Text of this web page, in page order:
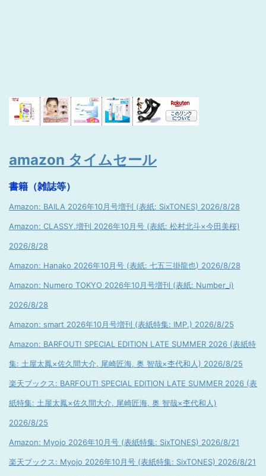
amazon タイムセール
書籍（雑誌等）
Amazon: BAILA 2026年10月号増刊 (表紙: SixTONES) 2026/8/28
Amazon: CLASSY.増刊 2026年10月号 (表紙: 松村北斗×今田美桜)
2026/8/28
Amazon: Hanako 2026年10月号 (表紙: 七五三掛龍也) 2026/8/28
Amazon: Numero TOKYO 2026年10月号増刊 (表紙: Number_i)
2026/8/28
Amazon: smart 2026年10月号増刊 (表紙特集: IMP.) 2026/8/25
Amazon: BARFOUT! SPECIAL EDITION LATE SUMMER 2026 (表紙特
集: 土屋太鳳×佐久間大介, 尾崎匠海, 奥 智哉×杢代和人) 2026/8/25
楽天ブックス: BARFOUT! SPECIAL EDITION LATE SUMMER 2026 (表
紙特集: 土屋太鳳×佐久間大介, 尾崎匠海, 奥 智哉×杢代和人)
2026/8/25
Amazon: Myojo 2026年10月号 (表紙特集: SixTONES) 2026/8/21
楽天ブックス: Myojo 2026年10月号 (表紙特集: SixTONES) 2026/8/21